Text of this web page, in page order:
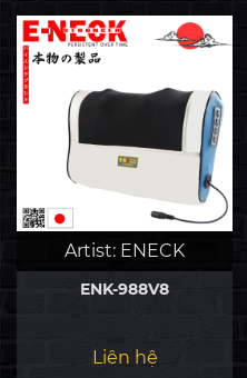
Artist: ENECK
ENK-988V8
Liên hệ